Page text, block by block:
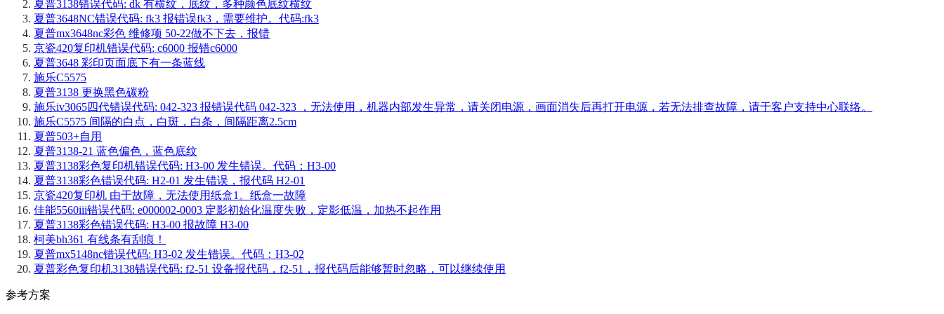
夏普3138错误代码: dk 有横纹，底纹，多种颜色底纹横纹
夏普3648NC错误代码: fk3 报错误fk3，需要维护。代码:fk3
夏普mx3648nc彩色 维修项 50-22做不下去，报错
京瓷420复印机错误代码: c6000 报错c6000
夏普3648 彩印页面底下有一条蓝线
施乐C5575
夏普3138 更换黑色碳粉
施乐iv3065四代错误代码: 042-323 报错误代码 042-323 ，无法使用，机器内部发生异常，请关闭电源，画面消失后再打开电源，若无法排查故障，请于客户支持中心联络。
施乐C5575 间隔的白点，白斑，白条，间隔距离2.5cm
夏普503+自用
夏普3138-21 蓝色偏色，蓝色底纹
夏普3138彩色复印机错误代码: H3-00 发生错误。代码：H3-00
夏普3138彩色错误代码: H2-01 发生错误，报代码 H2-01
京瓷420复印机 由于故障，无法使用纸盒1。纸盒一故障
佳能5560iii错误代码: e000002-0003 定影初始化温度失败，定影低温，加热不起作用
夏普3138彩色错误代码: H3-00 报故障 H3-00
柯美bh361 有线条有刮痕！
夏普mx5148nc错误代码: H3-02 发生错误。代码：H3-02
夏普彩色复印机3138错误代码: f2-51 设备报代码，f2-51，报代码后能够暂时忽略，可以继续使用
参考方案